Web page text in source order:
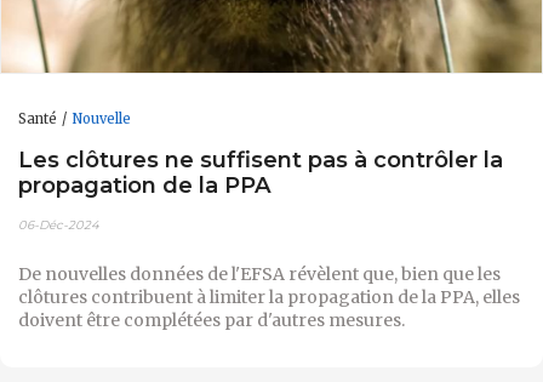
Santé Nouvelle
Les clôtures ne suffisent pas à contrôler la
propagation de la PPA
06-Déc-2024
De nouvelles données de l'EFSA révèlent que, bien que les
clôtures contribuent à limiter la propagation de la PPA, elles
doivent être complétées par d'autres mesures.